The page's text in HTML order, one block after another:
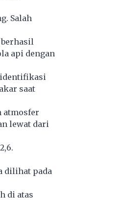
Salah
api dengan
saat
atmosfer
lewat dari
dilihat pada
di atas